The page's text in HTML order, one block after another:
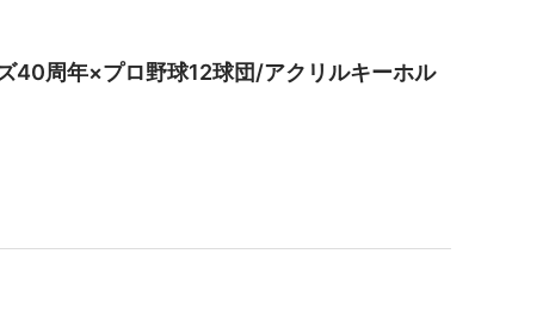
40周年×プロ野球12球団/アクリルキーホル